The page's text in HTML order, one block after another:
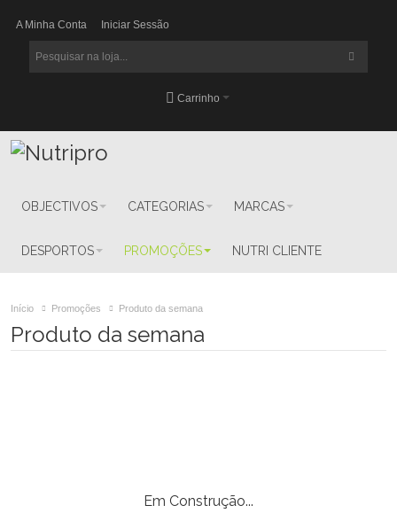
A Minha Conta Iniciar Sessão
Carrinho
OBJECTIVOS CATEGORIAS MARCAS
DESPORTOS PROMOÇÕES NUTRI CLIENTE
Início Promoções Produto da semana
Produto da semana
Em Construção...